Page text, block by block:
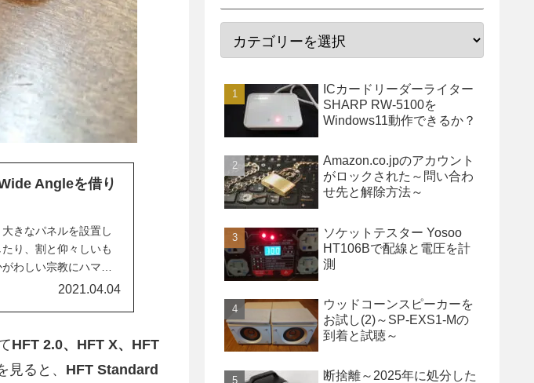
Angleを借り
きなパネルを設置し
り、割と仰々しいも
わしい宗教にハマっ
2021.04.04
HFT 2.0、HFT X、HFT
ると、 HFT Standard
ICカードリーダーライター
SHARP RW-5100を
Windows11動作できるか？
Amazon.co.jpのアカウント
がロックされた～問い合わ
せ先と解除方法～
ソケットテスター Yosoo
HT106Bで配線と電圧を計
測
ウッドコーンスピーカーを
お試し(2)～SP-EXS1-Mの
到着と試聴～
断捨離～2025年に処分した